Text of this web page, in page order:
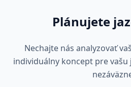
Plánujete
Nechajte nás analyzovať
individuálny koncept pre vašu